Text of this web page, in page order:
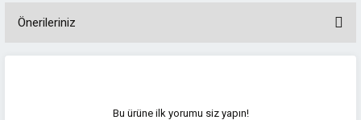
Önerileriniz
Görüş ve önerileriniz için teşekkür ederiz.
Bu ürüne ilk yorumu siz yapın!